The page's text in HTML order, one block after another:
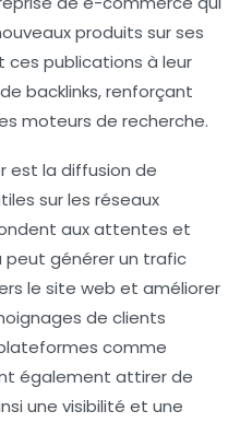
produits sur ses
ces publications à leur
backlinks, renforçant
moteurs de recherche.
est la diffusion de
sur les réseaux
aux attentes et
peut générer un trafic
le site web et améliorer
de clients
comme
également attirer de
une visibilité et une